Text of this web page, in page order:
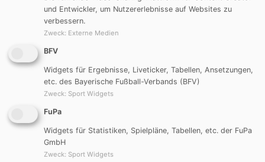
1. Spiel
Torschützen: -
2. Spiel
DJK Göggelsbuch
und Entwickler, um Nutzererlebnisse auf Websites zu
verbessern.
Zweck: Externe Medien
BFV
Widgets für Ergebnisse, Liveticker, Tabellen, Ansetzungen,
etc. des Bayerische Fußball-Verbands (BFV)
Zweck: Sport Widgets
FuPa
Widgets für Statistiken, Spielpläne, Tabellen, etc. der FuPa
GmbH
Zweck: Sport Widgets